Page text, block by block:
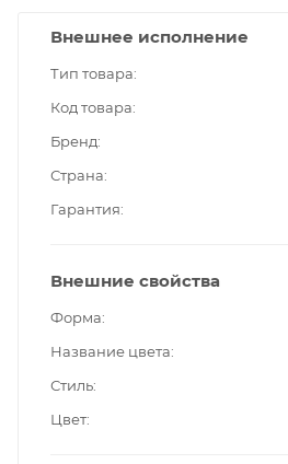
Внешнее исполнение
Тип товара
Код товара
Бренд
Страна
Гарантия
Внешние свойства
Форма
Название цвета
Стиль
Цвет